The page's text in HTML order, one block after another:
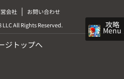
攻略
Menu
会社 |
お問い合わせ
All Rights Reserved.
ジトップへ